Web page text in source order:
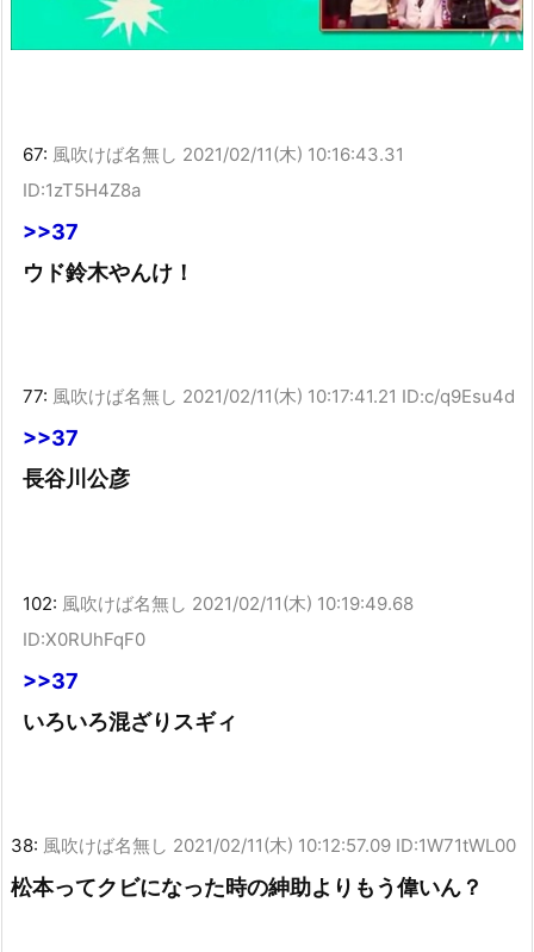
67: 風吹けば名無し 2021/02/11(木) 10:16:43.31
ID:1zT5H4Z8a
>>37
ウド鈴木やんけ！
77: 風吹けば名無し 2021/02/11(木) 10:17:41.21 ID:c/q9Esu4d
>>37
長谷川公彦
102: 風吹けば名無し 2021/02/11(木) 10:19:49.68
ID:X0RUhFqF0
>>37
いろいろ混ざりスギィ
38: 風吹けば名無し 2021/02/11(木) 10:12:57.09 ID:1W71tWL00
松本ってクビになった時の紳助よりもう偉いん？